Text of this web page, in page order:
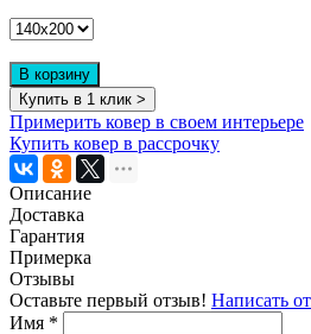
В корзину
Купить в 1 клик >
Примерить ковер в своем интерьере
Купить ковер в рассрочку
Описание
Доставка
Гарантия
Примерка
Отзывы
Оставьте первый отзыв! Написать
Имя *